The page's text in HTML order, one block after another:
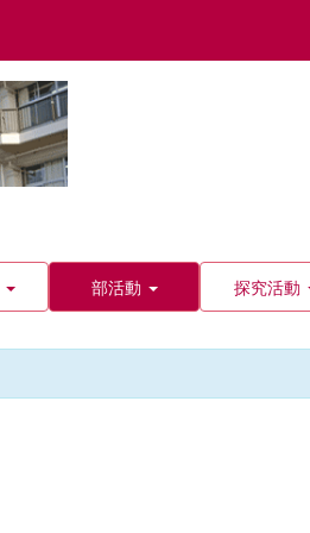
部活動 探究活動